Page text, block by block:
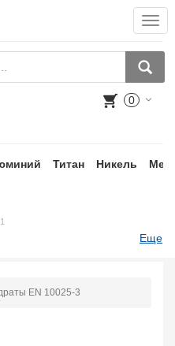
0
Титан Никель
Еще
EN 10025-3